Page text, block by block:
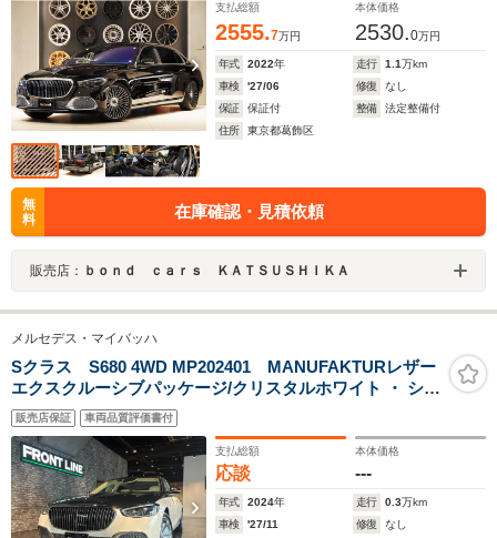
支払総額
2555.7万円
本体価格
2530.0万円
年式 2022年 走行 1.1万km
車検
'27/06 修復
なし
保証
保証付 整備
法定整備付
住所
東京都葛飾区
無
料
在庫確認・見積依頼
販売店： ｂｏｎｄ ｃａｒｓ ＫＡＴＳＵＳＨＩＫＡ
メルセデス・マイバッハ
Sクラス S680 4WD MP202401 MANUFAKTURレザー
エクスクルーシブパッケージ/クリスタルホワイト ・ シル
バーグレーパール内装/レザーエクスクルーシブパッケー
ジ デジタルライト Burmester4Dサウンド クーリング
ボックス シャンパングラス
販売店保証 車両品質評価書付
支払総額
応談
本体価格
---
年式 2024年 走行 0.3万km
車検
'27/11 修復
なし